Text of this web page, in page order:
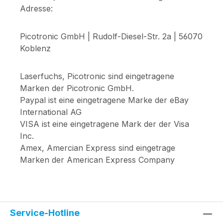
Adresse:
Picotronic GmbH | Rudolf-Diesel-Str. 2a | 56070
Koblenz
Laserfuchs, Picotronic sind eingetragene
Marken der Picotronic GmbH.
Paypal ist eine eingetragene Marke der eBay
International AG
VISA ist eine eingetragene Mark der der Visa
Inc.
Amex, Amercian Express sind eingetrage
Marken der American Express Company
Service-Hotline